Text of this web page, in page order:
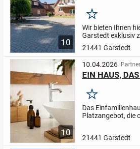
10
Merken
Wir bieten Ihnen
Garstedt exklusiv
m² Wohnfläche.
21441 Garstedt
10
10.04.2026
EIN HAUS,
Merken
Das
Platzangebot, die
21441 Garstedt